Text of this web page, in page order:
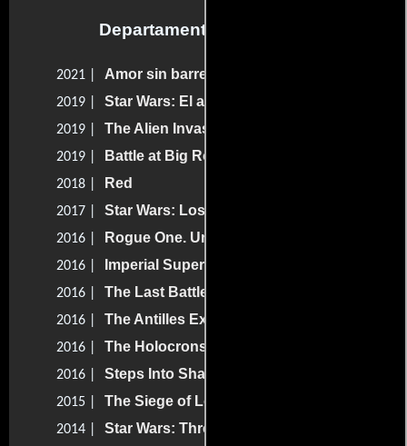
Departamento de musica
2021 | Amor sin barreras
2019 | Star Wars: El ascenso de Skywalker
2019 | The Alien Invasion
2019 | Battle at Big Rock
2018 | Red
2017 | Star Wars: Los últimos jedi
2016 | Rogue One. Una historia de Star Wars
2016 | Imperial Supercommandos
2016 | The Last Battle
2016 | The Antilles Extraction
2016 | The Holocrons of Fate
2016 | Steps Into Shadow: Part One
2015 | The Siege of Lothal
2014 | Star Wars: Threads of Destiny